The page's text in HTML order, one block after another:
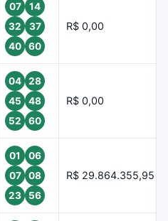
07
14
32
37
40
60
R$ 0,00
04
28
45
48
52
60
R$ 0,00
01
06
07
08
23
56
R$ 29.864.355,95